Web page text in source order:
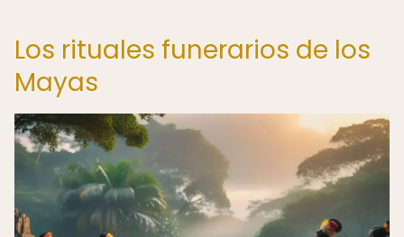
Los rituales funerarios de los
Mayas